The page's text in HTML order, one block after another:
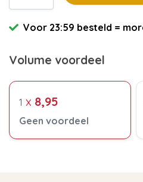
Voor 23:59 besteld =
Volume voordeel
1 x 8,95
Geen voordeel